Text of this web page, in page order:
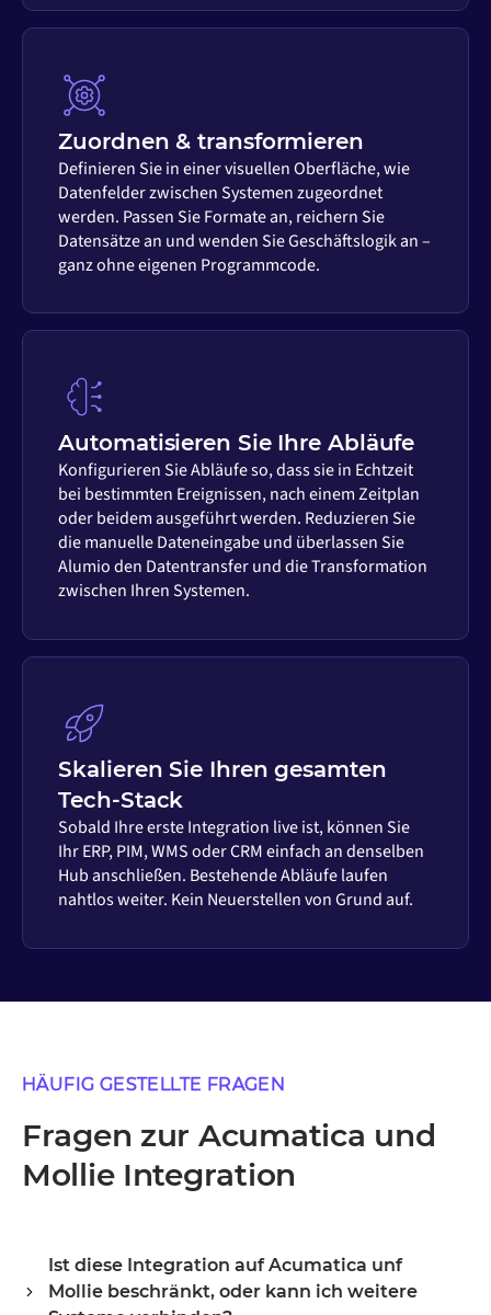
Zuordnen & transformieren
Definieren Sie in einer visuellen Oberfläche, wie
Datenfelder zwischen Systemen zugeordnet
werden. Passen Sie Formate an, reichern Sie
Datensätze an und wenden Sie Geschäftslogik an –
ganz ohne eigenen Programmcode.
Automatisieren Sie Ihre Abläufe
Konfigurieren Sie Abläufe so, dass sie in Echtzeit
bei bestimmten Ereignissen, nach einem Zeitplan
oder beidem ausgeführt werden. Reduzieren Sie
die manuelle Dateneingabe und überlassen Sie
Alumio den Datentransfer und die Transformation
zwischen Ihren Systemen.
Skalieren Sie Ihren gesamten
Tech-Stack
Sobald Ihre erste Integration live ist, können Sie
Ihr ERP, PIM, WMS oder CRM einfach an denselben
Hub anschließen. Bestehende Abläufe laufen
nahtlos weiter. Kein Neuerstellen von Grund auf.
HÄUFIG GESTELLTE FRAGEN
Fragen zur Acumatica und
Mollie Integration
Ist diese Integration auf Acumatica unf
Mollie beschränkt, oder kann ich weitere